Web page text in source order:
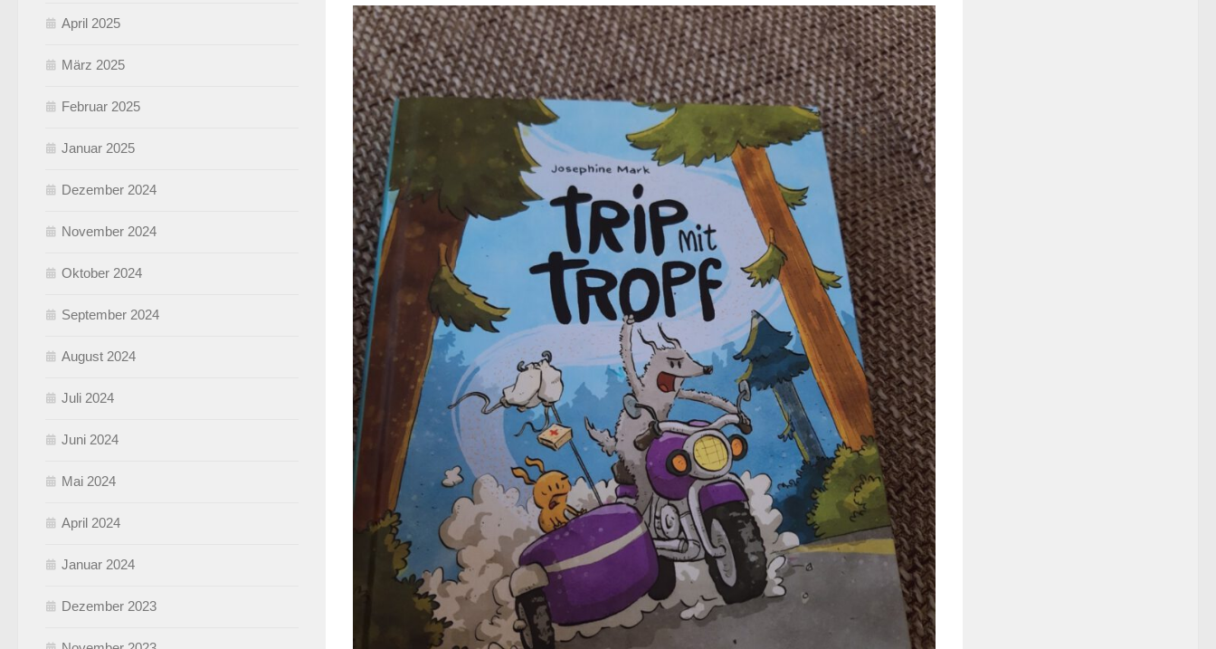
April 2025
März 2025
Februar 2025
Januar 2025
Dezember 2024
November 2024
Oktober 2024
September 2024
August 2024
Juli 2024
Juni 2024
Mai 2024
April 2024
Januar 2024
Dezember 2023